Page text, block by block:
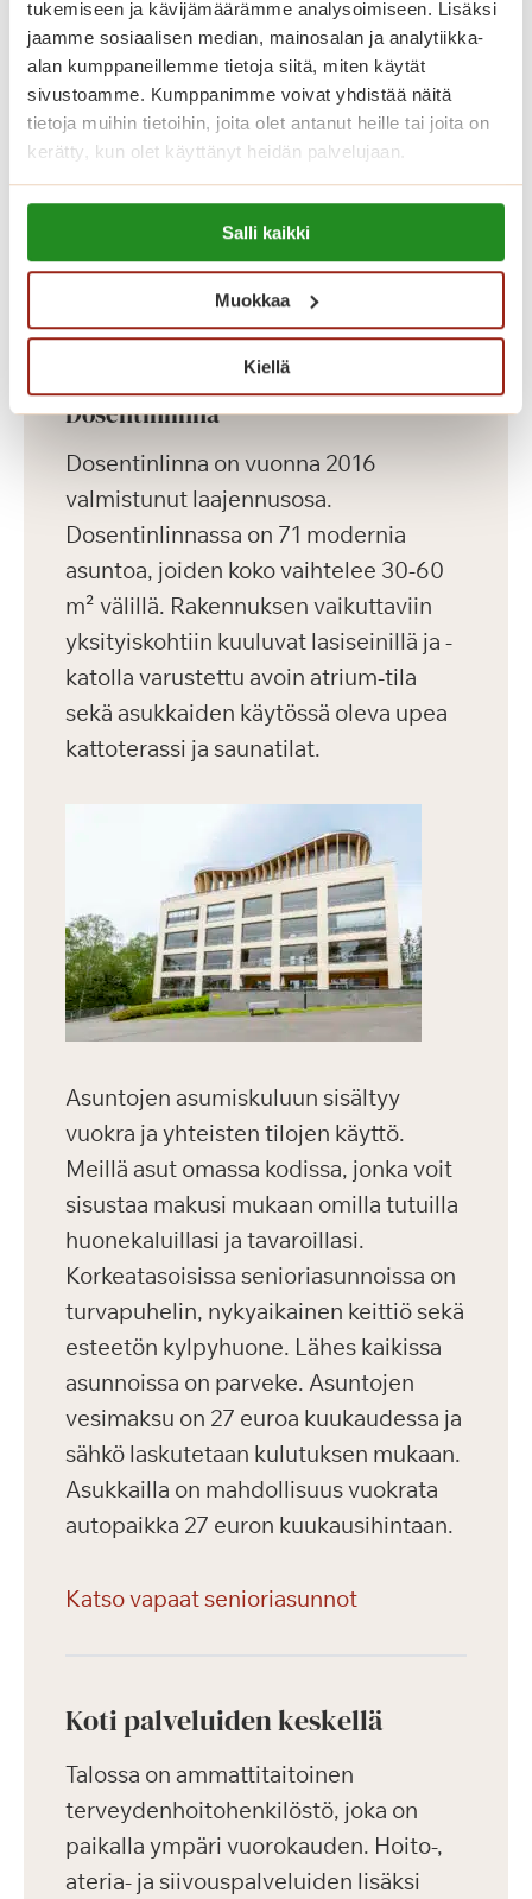
tukemiseen ja kävijämäärämme analysoimiseen. Lisäksi
jaamme sosiaalisen median, mainosalan ja analytiikka-
alan kumppaneillemme tietoja siitä, miten käytät
sivustoamme. Kumppanimme voivat yhdistää näitä
tietoja muihin tietoihin, joita olet antanut heille tai joita on
kerätty, kun olet käyttänyt heidän palvelujaan.
Lue lisää evästeistä:
https://sagacare.fi/evasteet/
Salli kaikki
Muokkaa
Kiellä
talossa on muun muassa jalkahoitajan
tilat, saunaosasto ja pyykkitupa.
Dosentinlinna
Dosentinlinna on vuonna 2016
valmistunut laajennusosa.
Dosentinlinnassa on 71 modernia
asuntoa, joiden koko vaihtelee 30-60
m² välillä. Rakennuksen vaikuttaviin
yksityiskohtiin kuuluvat lasiseinillä ja -
katolla varustettu avoin atrium-tila
sekä asukkaiden käytössä oleva upea
kattoterassi ja saunatilat.
Asuntojen asumiskuluun sisältyy
vuokra ja yhteisten tilojen käyttö.
Meillä asut omassa kodissa, jonka voit
sisustaa makusi mukaan omilla tutuilla
huonekaluillasi ja tavaroillasi.
Korkeatasoisissa senioriasunnoissa on
turvapuhelin, nykyaikainen keittiö sekä
esteetön kylpyhuone. Lähes kaikissa
asunnoissa on parveke. Asuntojen
vesimaksu on 27 euroa kuukaudessa ja
sähkö laskutetaan kulutuksen mukaan.
Asukkailla on mahdollisuus vuokrata
autopaikka 27 euron kuukausihintaan.
Katso vapaat senioriasunnot
Koti palveluiden keskellä
Talossa on ammattitaitoinen
terveydenhoitohenkilöstö, joka on
paikalla ympäri vuorokauden. Hoito-,
ateria- ja siivouspalveluiden lisäksi